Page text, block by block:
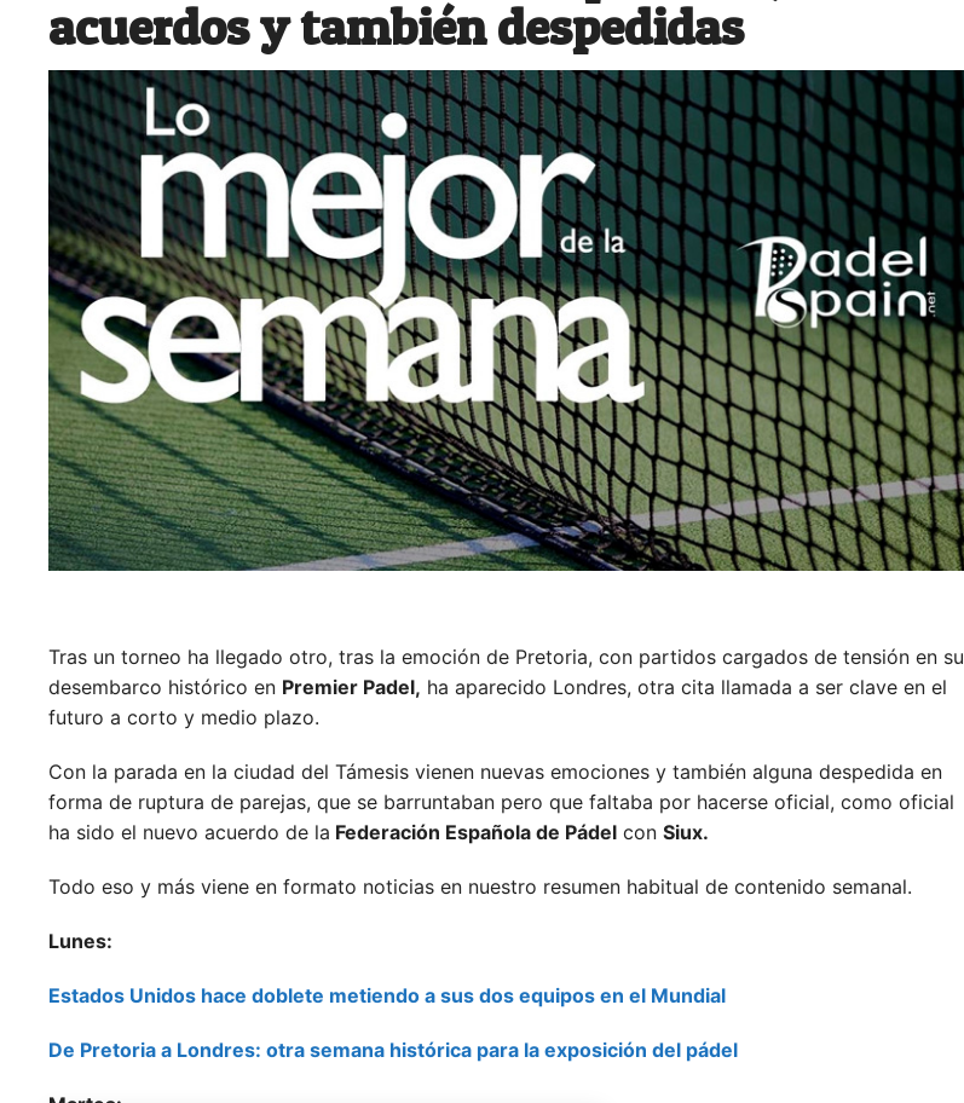
acuerdos y también despedidas
Tras un torneo ha llegado otro, tras la emoción de Pretoria, con partidos cargados de tensión en su
desembarco histórico en Premier Padel, ha aparecido Londres, otra cita llamada a ser clave en el
futuro a corto y medio plazo.
Con la parada en la ciudad del Támesis vienen nuevas emociones y también alguna despedida en
forma de ruptura de parejas, que se barruntaban pero que faltaba por hacerse oficial, como oficial
ha sido el nuevo acuerdo de la Federación Española de Pádel con Siux.
Todo eso y más viene en formato noticias en nuestro resumen habitual de contenido semanal.
Lunes:
Estados Unidos hace doblete metiendo a sus dos equipos en el Mundial
De Pretoria a Londres: otra semana histórica para la exposición del pádel